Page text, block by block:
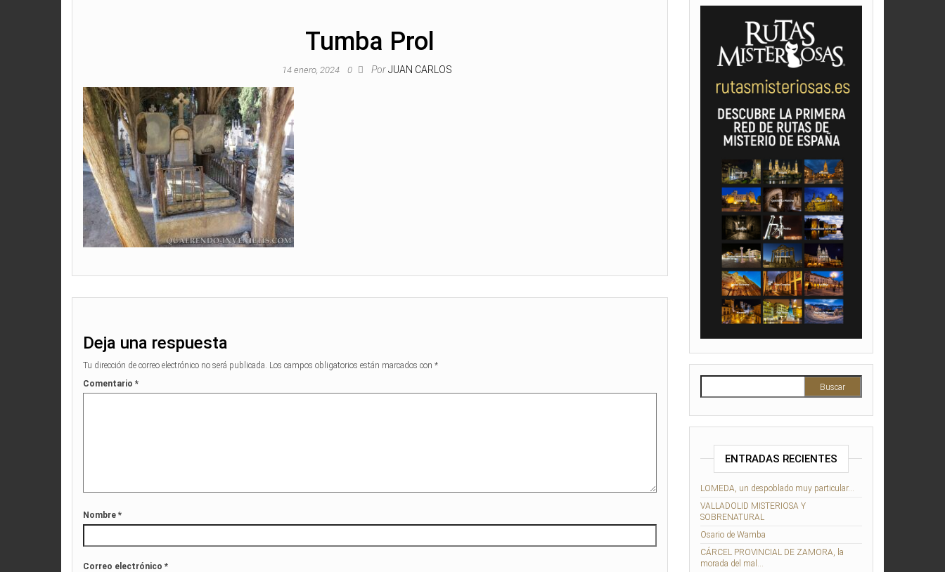
Tumba Prol
14 enero, 2024 0 Por JUAN CARLOS
Deja una respuesta
Tu dirección de correo electrónico no será publicada. Los campos obligatorios están marcados con *
Comentario *
Nombre *
Correo electrónico *
ENTRADAS RECIENTES
LOMEDA, un despoblado muy particular…
VALLADOLID MISTERIOSA Y
SOBRENATURAL
Osario de Wamba
CÁRCEL PROVINCIAL DE ZAMORA, la
morada del mal…